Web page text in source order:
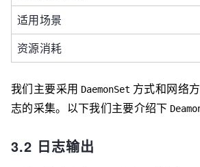
适用场景
资源消耗
我们主要采用 DaemonSet 方式和网络
志的采集。以下我们主要介绍下
3.2 日志输出